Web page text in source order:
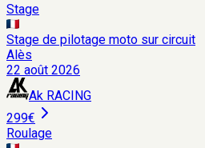
Stage
Stage de pilotage moto sur circuit
Alès
22 août 2026
Ak RACING
299€
Roulage